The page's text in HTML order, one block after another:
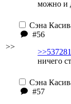
можно и
>>
Сэна
#56
ничего
Сэна
#57